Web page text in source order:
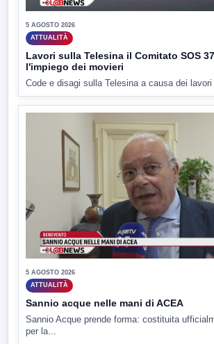
5 AGOSTO 2026
ATTUALITÀ
Lavori sulla Telesina il Comitato SOS
l'impiego dei movieri
Code e disagi sulla Telesina a causa dei lavori
5 AGOSTO 2026
ATTUALITÀ
Sannio acque nelle mani di ACEA
Sannio Acque prende forma: costituita
per la...